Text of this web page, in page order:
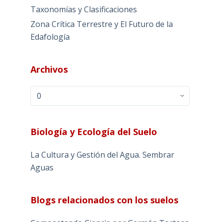
Taxonomías y Clasificaciones
Zona Crítica Terrestre y El Futuro de la
Edafología
Archivos
Archivos
Biología y Ecología del Suelo
La Cultura y Gestión del Agua. Sembrar
Aguas
Blogs relacionados con los suelos